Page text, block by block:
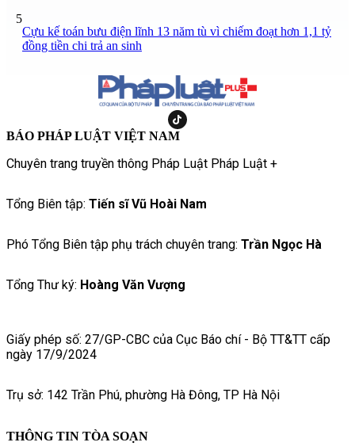
5
Cựu kế toán bưu điện lĩnh 13 năm tù vì chiếm đoạt hơn 1,1 tỷ
đồng tiền chi trả an sinh
BÁO PHÁP LUẬT VIỆT NAM
Chuyên trang truyền thông Pháp Luật Pháp Luật +
Tổng Biên tập: Tiến sĩ Vũ Hoài Nam
Phó Tổng Biên tập phụ trách chuyên trang: Trần Ngọc Hà
Tổng Thư ký: Hoàng Văn Vượng
Giấy phép số: 27/GP-CBC của Cục Báo chí - Bộ TT&TT cấp
ngày 17/9/2024
Trụ sở: 142 Trần Phú, phường Hà Đông, TP Hà Nội
THÔNG TIN TÒA SOẠN